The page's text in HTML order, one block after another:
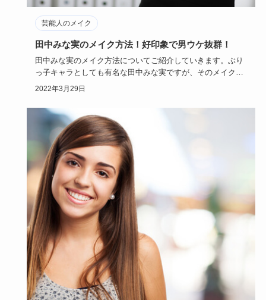
芸能人のメイク
田中みな実のメイク方法！好印象で男ウケ抜群！
田中みな実のメイク方法についてご紹介していきます。ぶり
っ子キャラとしても有名な田中みな実ですが、そのメイク法
が好印象で男ウ…
2022年3月29日